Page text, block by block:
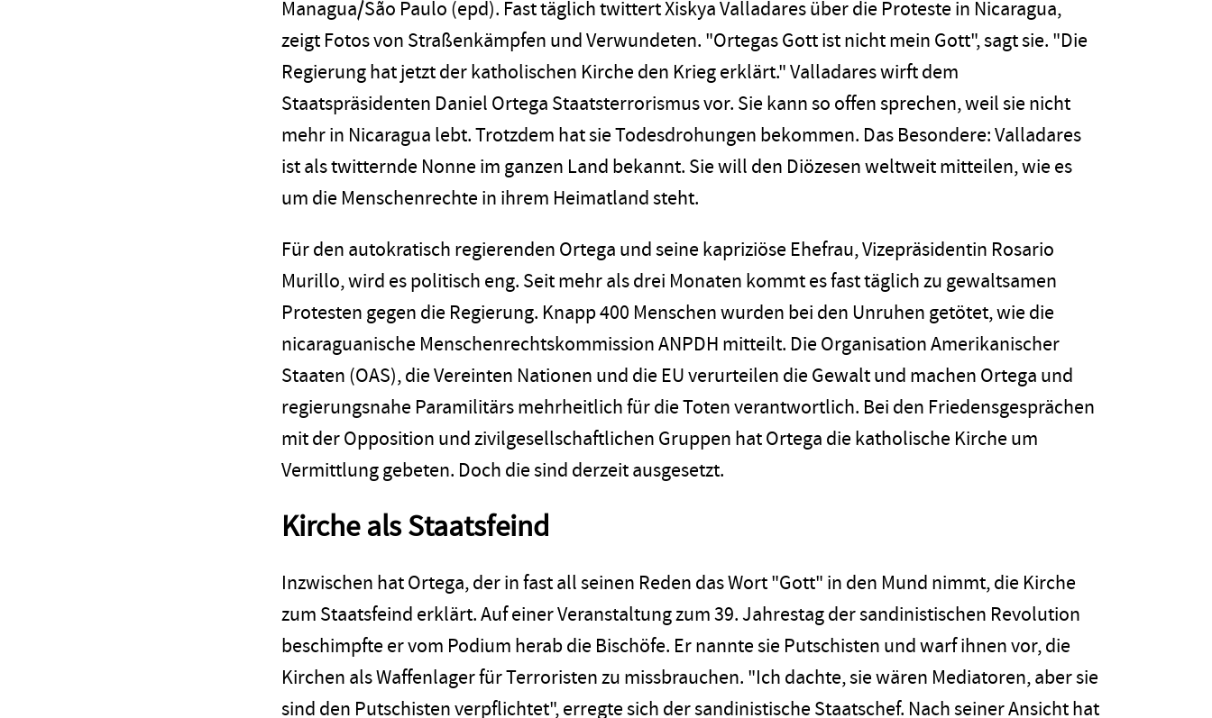
Managua/São Paulo (epd). Fast täglich twittert Xiskya Valladares über die Proteste in Nicaragua,
zeigt Fotos von Straßenkämpfen und Verwundeten. "Ortegas Gott ist nicht mein Gott", sagt sie. "Die
Regierung hat jetzt der katholischen Kirche den Krieg erklärt." Valladares wirft dem
Staatspräsidenten Daniel Ortega Staatsterrorismus vor. Sie kann so offen sprechen, weil sie nicht
mehr in Nicaragua lebt. Trotzdem hat sie Todesdrohungen bekommen. Das Besondere: Valladares
ist als twitternde Nonne im ganzen Land bekannt. Sie will den Diözesen weltweit mitteilen, wie es
um die Menschenrechte in ihrem Heimatland steht.
Für den autokratisch regierenden Ortega und seine kapriziöse Ehefrau, Vizepräsidentin Rosario
Murillo, wird es politisch eng. Seit mehr als drei Monaten kommt es fast täglich zu gewaltsamen
Protesten gegen die Regierung. Knapp 400 Menschen wurden bei den Unruhen getötet, wie die
nicaraguanische Menschenrechtskommission ANPDH mitteilt. Die Organisation Amerikanischer
Staaten (OAS), die Vereinten Nationen und die EU verurteilen die Gewalt und machen Ortega und
regierungsnahe Paramilitärs mehrheitlich für die Toten verantwortlich. Bei den Friedensgesprächen
mit der Opposition und zivilgesellschaftlichen Gruppen hat Ortega die katholische Kirche um
Vermittlung gebeten. Doch die sind derzeit ausgesetzt.
Kirche als Staatsfeind
Inzwischen hat Ortega, der in fast all seinen Reden das Wort "Gott" in den Mund nimmt, die Kirche
zum Staatsfeind erklärt. Auf einer Veranstaltung zum 39. Jahrestag der sandinistischen Revolution
beschimpfte er vom Podium herab die Bischöfe. Er nannte sie Putschisten und warf ihnen vor, die
Kirchen als Waffenlager für Terroristen zu missbrauchen. "Ich dachte, sie wären Mediatoren, aber sie
sind den Putschisten verpflichtet", erregte sich der sandinistische Staatschef. Nach seiner Ansicht hat